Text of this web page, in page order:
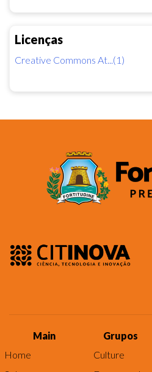
Licenças
Creative Commons At...(1)
Main
Home
Grupos
Culture